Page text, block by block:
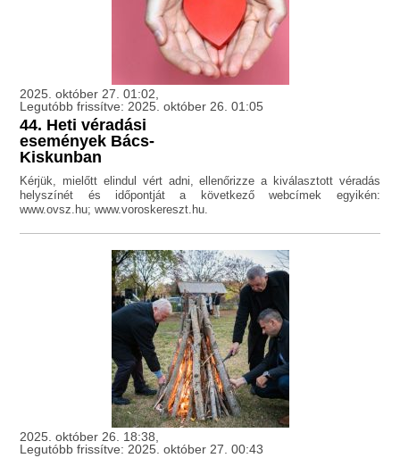
2025. október 27. 01:02,
Legutóbb frissítve: 2025. október 26. 01:05
44. Heti véradási
események Bács-
Kiskunban
Kérjük, mielőtt elindul vért adni, ellenőrizze a kiválasztott véradás
helyszínét és időpontját a következő webcímek egyikén:
www.ovsz.hu; www.voroskereszt.hu.
2025. október 26. 18:38,
Legutóbb frissítve: 2025. október 27. 00:43